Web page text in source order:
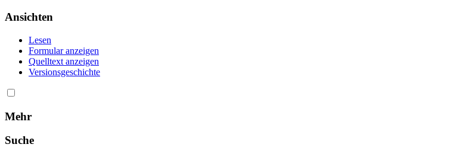
Ansichten
Lesen
Formular anzeigen
Quelltext anzeigen
Versionsgeschichte
Mehr
Suche